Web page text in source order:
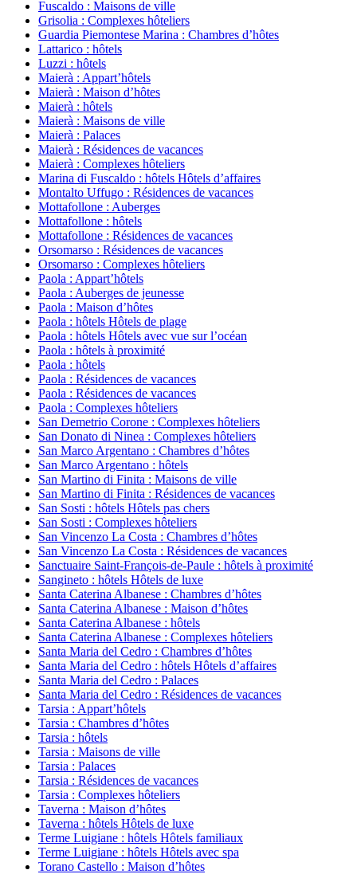
Fuscaldo : Maisons de ville
Grisolia : Complexes hôteliers
Guardia Piemontese Marina : Chambres d’hôtes
Lattarico : hôtels
Luzzi : hôtels
Maierà : Appart’hôtels
Maierà : Maison d’hôtes
Maierà : hôtels
Maierà : Maisons de ville
Maierà : Palaces
Maierà : Résidences de vacances
Maierà : Complexes hôteliers
Marina di Fuscaldo : hôtels Hôtels d’affaires
Montalto Uffugo : Résidences de vacances
Mottafollone : Auberges
Mottafollone : hôtels
Mottafollone : Résidences de vacances
Orsomarso : Résidences de vacances
Orsomarso : Complexes hôteliers
Paola : Appart’hôtels
Paola : Auberges de jeunesse
Paola : Maison d’hôtes
Paola : hôtels Hôtels de plage
Paola : hôtels Hôtels avec vue sur l’océan
Paola : hôtels à proximité
Paola : hôtels
Paola : Résidences de vacances
Paola : Résidences de vacances
Paola : Complexes hôteliers
San Demetrio Corone : Complexes hôteliers
San Donato di Ninea : Complexes hôteliers
San Marco Argentano : Chambres d’hôtes
San Marco Argentano : hôtels
San Martino di Finita : Maisons de ville
San Martino di Finita : Résidences de vacances
San Sosti : hôtels Hôtels pas chers
San Sosti : Complexes hôteliers
San Vincenzo La Costa : Chambres d’hôtes
San Vincenzo La Costa : Résidences de vacances
Sanctuaire Saint-François-de-Paule : hôtels à proximité
Sangineto : hôtels Hôtels de luxe
Santa Caterina Albanese : Chambres d’hôtes
Santa Caterina Albanese : Maison d’hôtes
Santa Caterina Albanese : hôtels
Santa Caterina Albanese : Complexes hôteliers
Santa Maria del Cedro : Chambres d’hôtes
Santa Maria del Cedro : hôtels Hôtels d’affaires
Santa Maria del Cedro : Palaces
Santa Maria del Cedro : Résidences de vacances
Tarsia : Appart’hôtels
Tarsia : Chambres d’hôtes
Tarsia : hôtels
Tarsia : Maisons de ville
Tarsia : Palaces
Tarsia : Résidences de vacances
Tarsia : Complexes hôteliers
Taverna : Maison d’hôtes
Taverna : hôtels Hôtels de luxe
Terme Luigiane : hôtels Hôtels familiaux
Terme Luigiane : hôtels Hôtels avec spa
Torano Castello : Maison d’hôtes